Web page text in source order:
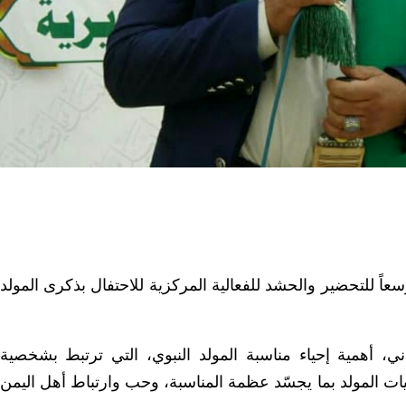
للتحضير والحشد للفعالية المركزية للاحتفال بذكرى المولد
أهمية إحياء مناسبة المولد النبوي، التي ترتبط بشخصية
المولد بما يجسّد عظمة المناسبة، وحب وارتباط أهل اليمن